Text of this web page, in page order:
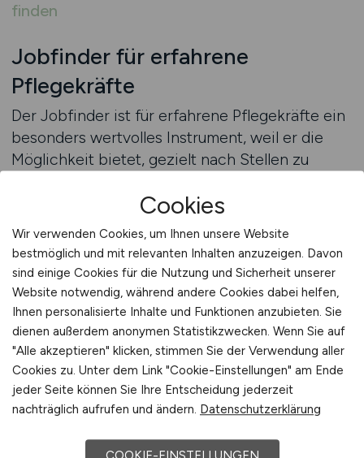
finden
Jobfinder für erfahrene
Pflegekräfte
Der Jobfinder ist für erfahrene Pflegekräfte ein
besonders wertvolles Instrument, weil er die
Möglichkeit bietet, gezielt nach Stellen zu
auch zu den persönlichen Vorstellungen passen.
Pflegeprofis können über Filterfunktionen
definieren, welche Einsatzbereiche,
Arbeitszeiten oder Verantwortungsgrade für sie
infrage kommen. Dadurch entsteht eine klare
Auswahl an relevanten Positionen, ohne dass
die Suche durch fachfremde Angebote unnötig
erschwert wird. Gerade für Pflegekräfte, die
über viele Jahre hinweg Erfahrung gesammelt
haben, ist diese zielgerichtete Suche eine
effektive Möglichkeit, den nächsten
Karriereschritt bewusst zu planen.
Cookies
Wir verwenden Cookies, um Ihnen unsere Website
bestmöglich und mit relevanten Inhalten anzuzeigen. Davon
sind einige Cookies für die Nutzung und Sicherheit unserer
Website notwendig, während andere Cookies dabei helfen,
Ihnen personalisierte Inhalte und Funktionen anzubieten. Sie
dienen außerdem anonymen Statistikzwecken. Wenn Sie auf
"Alle akzeptieren" klicken, stimmen Sie der Verwendung aller
Cookies zu. Unter dem Link "Cookie-Einstellungen" am Ende
jeder Seite können Sie Ihre Entscheidung jederzeit
nachträglich aufrufen und ändern. Datenschutzerklärung